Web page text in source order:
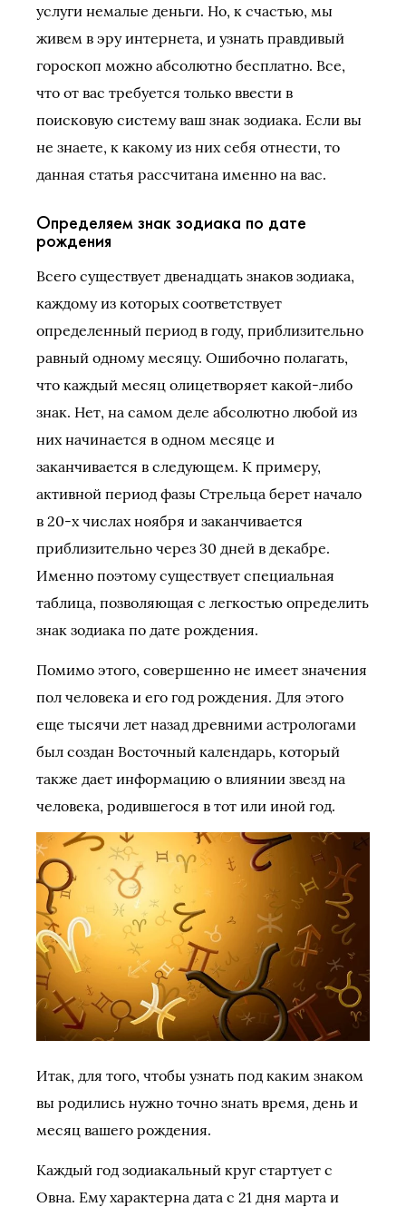
услуги немалые деньги. Но, к счастью, мы
живем в эру интернета, и узнать правдивый
гороскоп можно абсолютно бесплатно. Все,
что от вас требуется только ввести в
поисковую систему ваш знак зодиака. Если вы
не знаете, к какому из них себя отнести, то
данная статья рассчитана именно на вас.
Определяем знак зодиака по дате
рождения
Всего существует двенадцать знаков зодиака,
каждому из которых соответствует
определенный период в году, приблизительно
равный одному месяцу. Ошибочно полагать,
что каждый месяц олицетворяет какой-либо
знак. Нет, на самом деле абсолютно любой из
них начинается в одном месяце и
заканчивается в следующем. К примеру,
активной период фазы Стрельца берет начало
в 20-х числах ноября и заканчивается
приблизительно через 30 дней в декабре.
Именно поэтому существует специальная
таблица, позволяющая с легкостью определить
знак зодиака по дате рождения.
Помимо этого, совершенно не имеет значения
пол человека и его год рождения. Для этого
еще тысячи лет назад древними астрологами
был создан Восточный календарь, который
также дает информацию о влиянии звезд на
человека, родившегося в тот или иной год.
Итак, для того, чтобы узнать под каким знаком
вы родились нужно точно знать время, день и
месяц вашего рождения.
Каждый год зодиакальный круг стартует с
Овна. Ему характерна дата с 21 дня марта и